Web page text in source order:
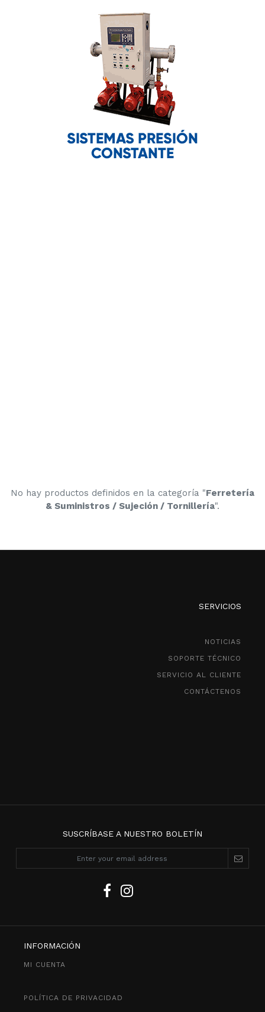
No hay productos definidos en la categoría "Ferretería
& Suministros / Sujeción / Tornillería".
SERVICIOS
NOTICIAS
SOPORTE TÉCNICO
SERVICIO AL CLIENTE
CONTÁCTENOS
SUSCRÍBASE A NUESTRO BOLETÍN
INFORMACIÓN
MI CUENTA
POLÍTICA DE PRIVACIDAD